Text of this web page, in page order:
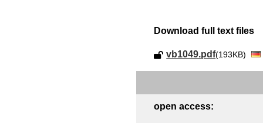
Download full text files
vb1049.pdf(193KB)
open access: